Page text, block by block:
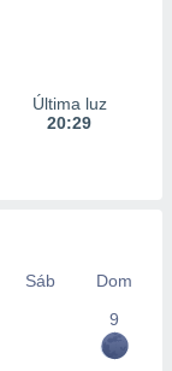
Última luz
20:29
Sáb
Dom
9